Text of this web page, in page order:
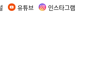
유튜브 인스타그램